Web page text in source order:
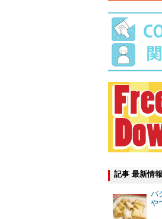
記事 最新情報
バ
や